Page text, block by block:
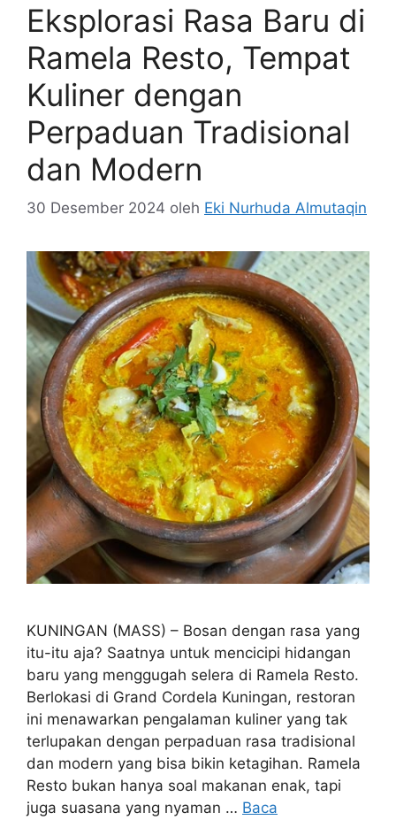
Eksplorasi Rasa Baru di
Ramela Resto, Tempat
Kuliner dengan
Perpaduan Tradisional
dan Modern
30 Desember 2024 oleh Eki Nurhuda Almutaqin
KUNINGAN (MASS) – Bosan dengan rasa yang
itu-itu aja? Saatnya untuk mencicipi hidangan
baru yang menggugah selera di Ramela Resto.
Berlokasi di Grand Cordela Kuningan, restoran
ini menawarkan pengalaman kuliner yang tak
terlupakan dengan perpaduan rasa tradisional
dan modern yang bisa bikin ketagihan. Ramela
Resto bukan hanya soal makanan enak, tapi
juga suasana yang nyaman … Baca